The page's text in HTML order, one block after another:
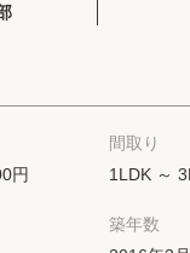
ロに探してもらう
円
間取り
1LDK ～
築年数